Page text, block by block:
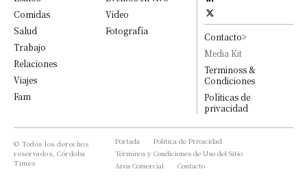
Comidas
Salud
Trabajo
Relaciones
Viajes
Fam
Video
Fotografía
Contacto>
Media Kit
Terminoss &
Condiciones
Políticas de
privacidad
© Todos los derechos
reservados, Córdoba
Times
Portada
Política de Privacidad
Términos y Condiciones de Uso del Sitio
Area Comercial
Contacto